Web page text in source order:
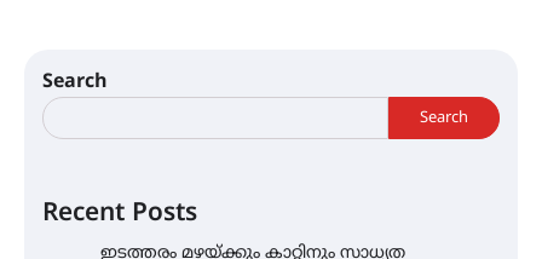
Search
Search
Recent Posts
ഇടത്തരം മഴയ്ക്കും കാറ്റിനും സാധ്യത